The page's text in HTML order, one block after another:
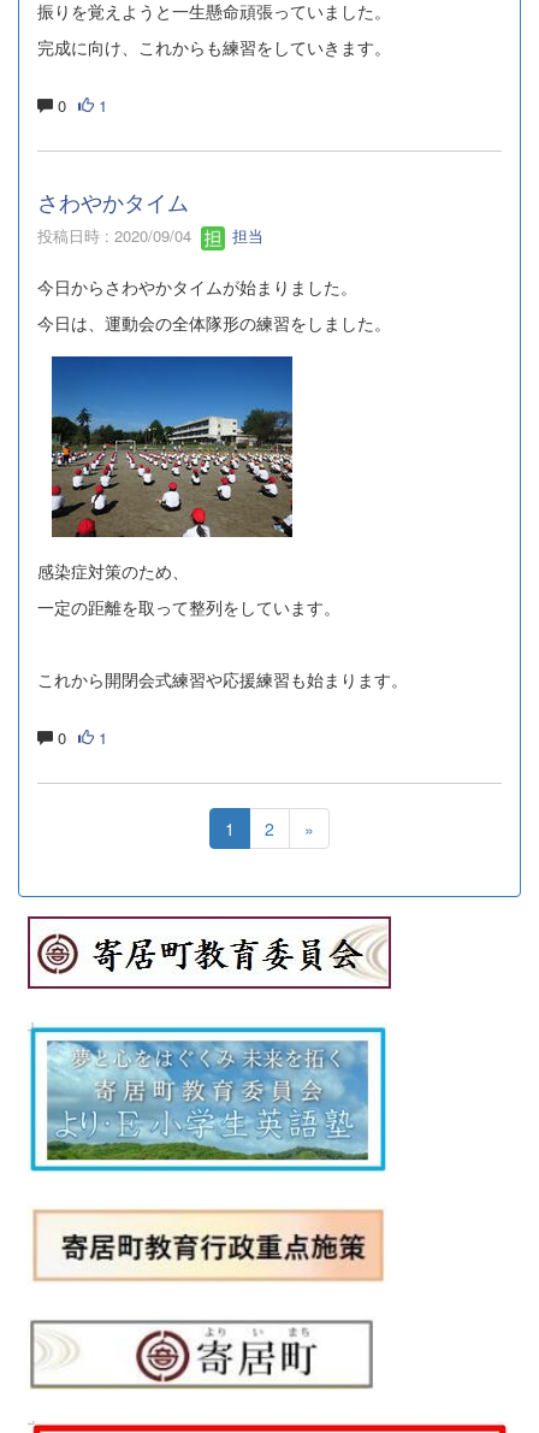
振りを覚えようと一生懸命頑張っていました。
完成に向け、これからも練習をしていきます。
0 1
さわやかタイム
投稿日時 : 2020/09/04 担当
今日からさわやかタイムが始まりました。
今日は、運動会の全体隊形の練習をしました。
感染症対策のため、
一定の距離を取って整列をしています。
これから開閉会式練習や応援練習も始まります。
0 1
1 2 »